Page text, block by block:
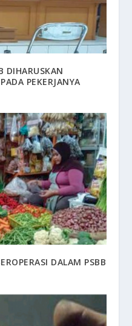
DIHARUSKAN
PEKERJANYA
DALAM PSBB